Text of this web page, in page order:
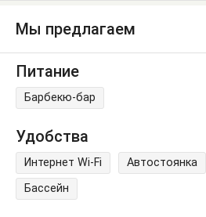
Мы предлагаем
Питание
Барбекю-бар
Удобства
Интернет Wi-Fi Автостоянка
Бассейн